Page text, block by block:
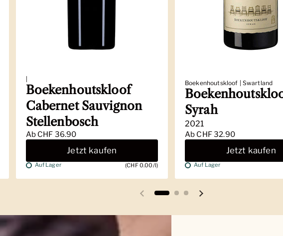
|
Boekenhoutskloof
Cabernet Sauvignon
Stellenbosch
Ab CHF 36.90
Jetzt kaufen
Auf Lager (CHF 0.00/l)
Boekenhoutskloof | Swartland
Syrah
2021
Ab CHF 32.90
Jetzt kaufen
Auf Lager
Vorherige Folie Nächste Folie